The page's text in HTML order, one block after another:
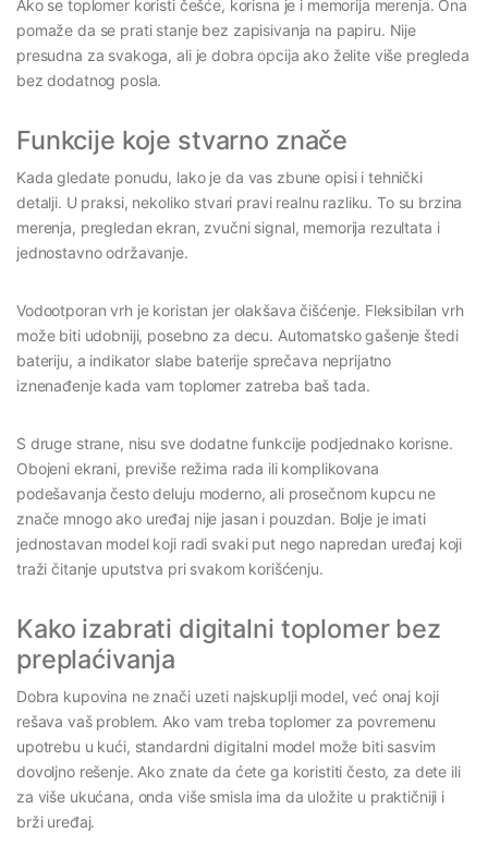
Ako se toplomer koristi češće, korisna je i memorija merenja. Ona
pomaže da se prati stanje bez zapisivanja na papiru. Nije
presudna za svakoga, ali je dobra opcija ako želite više pregleda
bez dodatnog posla.
Funkcije koje stvarno znače
Kada gledate ponudu, lako je da vas zbune opisi i tehnički
detalji. U praksi, nekoliko stvari pravi realnu razliku. To su brzina
merenja, pregledan ekran, zvučni signal, memorija rezultata i
jednostavno održavanje.
Vodootporan vrh je koristan jer olakšava čišćenje. Fleksibilan vrh
može biti udobniji, posebno za decu. Automatsko gašenje štedi
bateriju, a indikator slabe baterije sprečava neprijatno
iznenađenje kada vam toplomer zatreba baš tada.
S druge strane, nisu sve dodatne funkcije podjednako korisne.
Obojeni ekrani, previše režima rada ili komplikovana
podešavanja često deluju moderno, ali prosečnom kupcu ne
znače mnogo ako uređaj nije jasan i pouzdan. Bolje je imati
jednostavan model koji radi svaki put nego napredan uređaj koji
traži čitanje uputstva pri svakom korišćenju.
Kako izabrati digitalni toplomer bez
preplaćivanja
Dobra kupovina ne znači uzeti najskuplji model, već onaj koji
rešava vaš problem. Ako vam treba toplomer za povremenu
upotrebu u kući, standardni digitalni model može biti sasvim
dovoljno rešenje. Ako znate da ćete ga koristiti često, za dete ili
za više ukućana, onda više smisla ima da uložite u praktičniji i
brži uređaj.